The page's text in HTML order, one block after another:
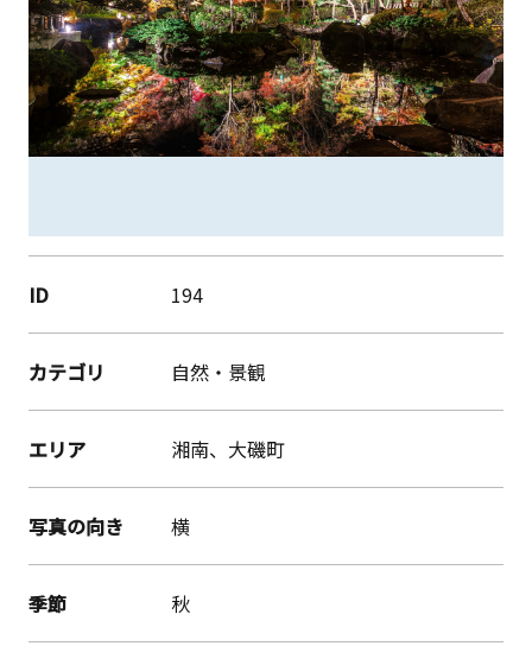
ID 194
カテゴリ 自然・景観
エリア 湘南、大磯町
写真の向き 横
季節 秋